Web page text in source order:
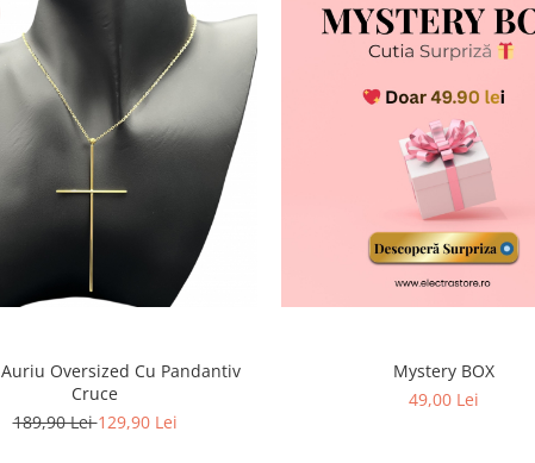
Oversized Cu Pandantiv
Cruce
189,90 Lei129,90 Lei
Mystery BOX
49,00 Lei